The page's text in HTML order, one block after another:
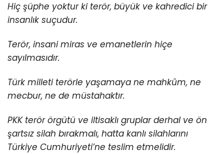
Hiç şüphe yoktur ki terör, büyük ve kahredici bir
insanlık suçudur.
Terör, insani miras ve emanetlerin hiçe
sayılmasıdır.
Türk milleti terörle yaşamaya ne mahkûm, ne
mecbur, ne de müstahaktır.
PKK terör örgütü ve iltisaklı gruplar derhal ve ön
şartsız silah bırakmalı, hatta kanlı silahlarını
Türkiye Cumhuriyeti’ne teslim etmelidir.